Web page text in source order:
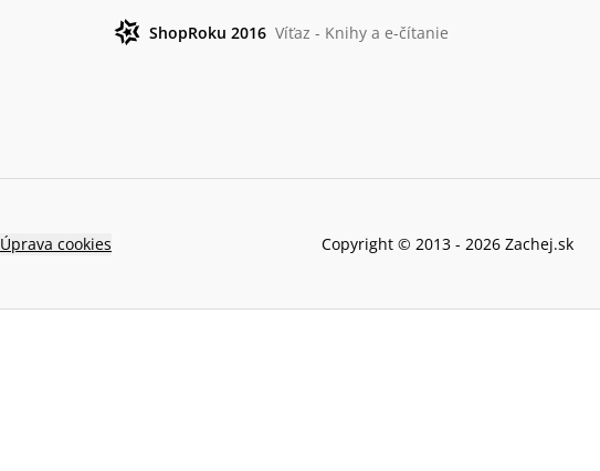
ShopRoku 2016 Víťaz - Knihy a e-čítanie
Úprava cookies Copyright © 2013 - 2026 Zachej.sk